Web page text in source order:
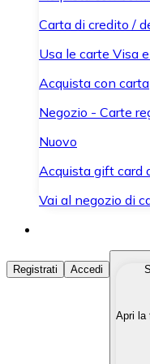
Carta di credito /
Usa le carte Visa
Acquista con carta
Negozio - Carte
Nuovo
Acquista gift card
Vai al negozio di
Acquista
Acquista le
Converti le tue
Registrati Accedi
Apri la